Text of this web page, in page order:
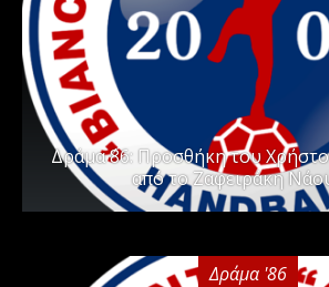
Δράμα ΄86: Προσθήκη του
από το Ζαφειράκη
Δράμα '86